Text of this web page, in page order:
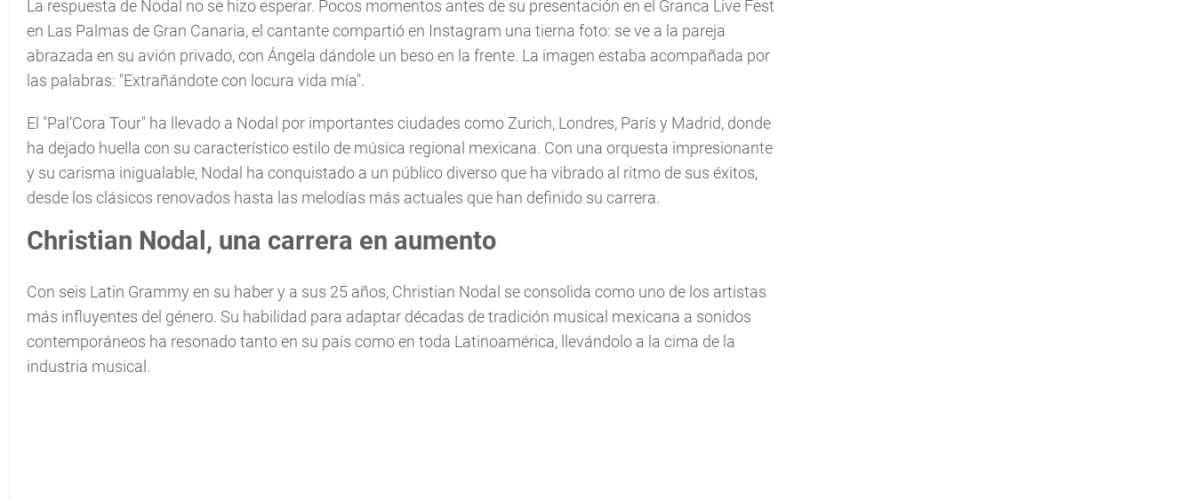
La respuesta de Nodal no se hizo esperar. Pocos momentos antes de su presentación en el Granca Live Fest
en Las Palmas de Gran Canaria, el cantante compartió en Instagram una tierna foto: se ve a la pareja
abrazada en su avión privado, con Ángela dándole un beso en la frente. La imagen estaba acompañada por
las palabras: "Extrañándote con locura vida mía".
El "Pal’Cora Tour" ha llevado a Nodal por importantes ciudades como Zurich, Londres, París y Madrid, donde
ha dejado huella con su característico estilo de música regional mexicana. Con una orquesta impresionante
y su carisma inigualable, Nodal ha conquistado a un público diverso que ha vibrado al ritmo de sus éxitos,
desde los clásicos renovados hasta las melodías más actuales que han definido su carrera.
Christian Nodal, una carrera en aumento
Con seis Latin Grammy en su haber y a sus 25 años, Christian Nodal se consolida como uno de los artistas
más influyentes del género. Su habilidad para adaptar décadas de tradición musical mexicana a sonidos
contemporáneos ha resonado tanto en su país como en toda Latinoamérica, llevándolo a la cima de la
industria musical.